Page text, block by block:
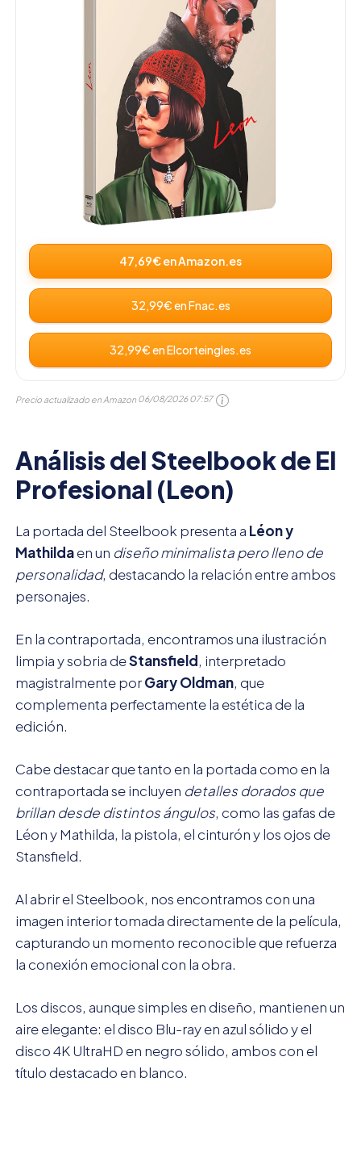
47,69€ en Amazon.es
32,99€ en Fnac.es
32,99€ en Elcorteingles.es
Precio actualizado en Amazon 06/08/2026 07:57
Análisis del Steelbook de El
Profesional (Leon)
La portada del Steelbook presenta a Léon y
Mathildaen un diseño minimalista pero lleno de
personalidad, destacando la relación entre ambos
personajes.
En la contraportada, encontramos una ilustración
limpia y sobria deStansfield, interpretado
magistralmente porGary Oldman, que
complementa perfectamente la estética de la
edición.
Cabe destacar que tanto en la portada como en la
contraportada se incluyen detalles dorados que
brillan desde distintos ángulos, como las gafas de
Léon y Mathilda, la pistola, el cinturón y los ojos de
Stansfield.
Al abrir el Steelbook, nos encontramos con una
imagen interior tomada directamente de la película,
capturando un momento reconocible que refuerza
la conexión emocional con la obra.
Los discos, aunque simples en diseño, mantienen un
aire elegante: el disco Blu-ray en azul sólido y el
disco 4K UltraHD en negro sólido, ambos con el
título destacado en blanco.